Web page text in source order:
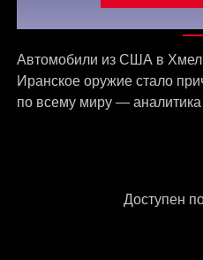
Связаться с нами
Автомобили из США в
Иранское оружие стало
по всему миру — аналитика
Доступен